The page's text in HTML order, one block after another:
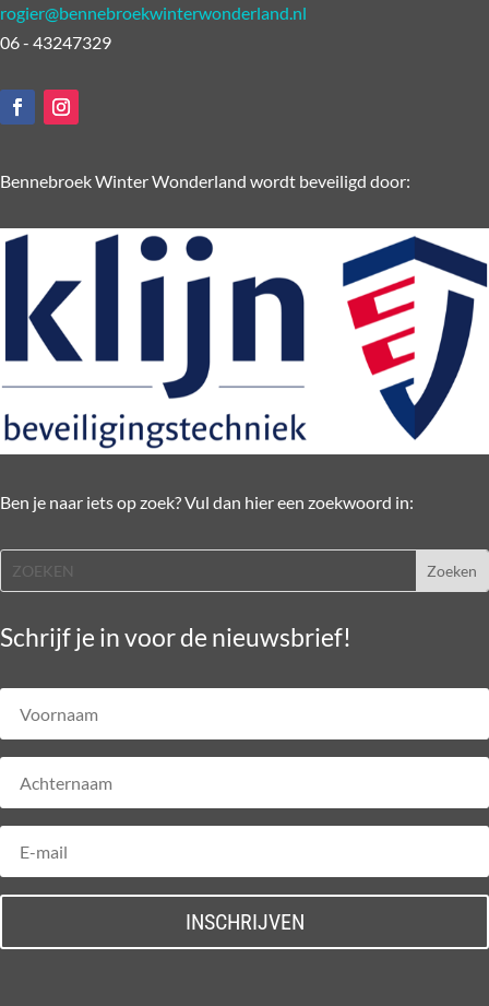
rogier@bennebroekwinterwonderland.nl
06 - 43247329
Bennebroek Winter Wonderland wordt beveiligd door:
Ben je naar iets op zoek? Vul dan hier een zoekwoord in:
Schrijf je in voor de nieuwsbrief!
INSCHRIJVEN